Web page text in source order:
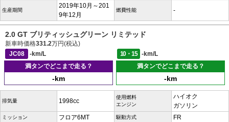
生産期間
2019年10月～201
9年12月
燃費性能 -
2.0 GT ブリティッシュグリーン リミテッド
新車時価格331.2万円(税込)
JC08
-km/L 10・15
-km/L
満タンでどこまで走る？
-km
満タンでどこまで走る？
-km
排気量 1998cc
使用燃料
エンジン
ハイオク
ガソリン
ミッション フロア6MT 駆動方式 FR